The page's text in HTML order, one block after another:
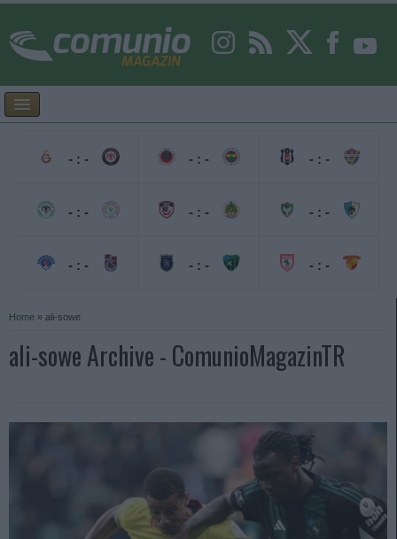
- : -
- : -
- : -
- : -
- : -
- : -
- : -
- : -
- : -
Home » ali-sowe
ali-sowe Archive - ComunioMagazinTR